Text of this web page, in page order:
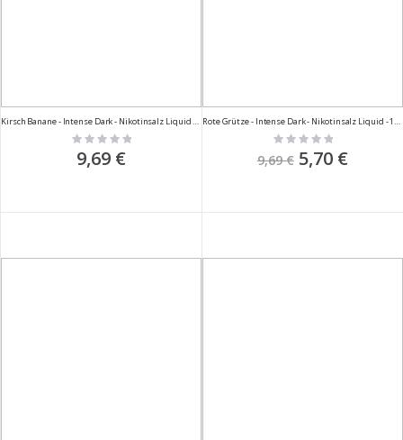
Kirsch Banane - Intense Dark - Nikotinsalz Liquid - 10ml
Rating:
0%
9,69 €
Rote Grütze - Intense Dark - Nikotinsalz Liquid - 10ml
Rating:
9,69 € Sonderpreis
5,70 €